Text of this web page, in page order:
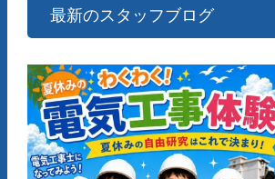
最新のスタッフブログ